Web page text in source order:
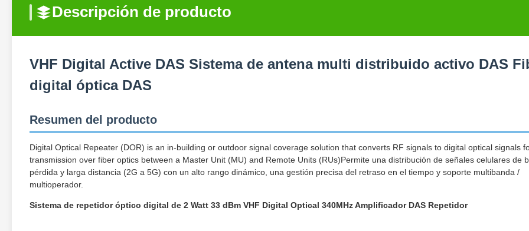
Descripción de producto
VHF Digital Active DAS Sistema de antena multi distribuido activo DAS
digital óptica DAS
Resumen del producto
Digital Optical Repeater (DOR) is an in-building or outdoor signal coverage solution that converts RF signals to digital optical signals
transmission over fiber optics between a Master Unit (MU) and Remote Units (RUs)Permite una distribución de señales celulares de
pérdida y larga distancia (2G a 5G) con un alto rango dinámico, una gestión precisa del retraso en el tiempo y soporte multibanda /
multioperador.
Sistema de repetidor óptico digital de 2 Watt 33 dBm VHF Digital Optical 340MHz Amplificador DAS Repetidor